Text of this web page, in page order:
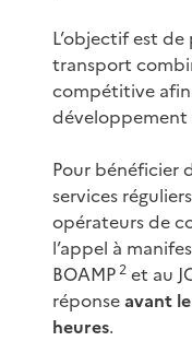
L’objectif est
transport
compétitive
développement
Pour bénéficier
services
opérateurs de
l’appel à
BOAMP2 et au
réponseavant
heures.